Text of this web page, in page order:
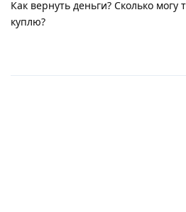
Как вернуть деньги? Сколько могу
куплю?